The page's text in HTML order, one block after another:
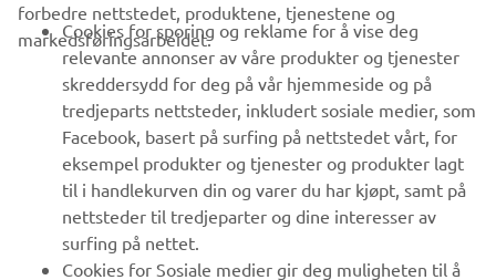
B2B
UTFORSK YAMAHA
FAQ & SUPPORT
NYHETSBREV
Vær den første til å lære om de siste tilbudene, spesielle
forbedre nettstedet, produktene, tjenestene og
markedsføringsarbeidet.
Cookies for sporing og reklame for å vise deg
relevante annonser av våre produkter og tjenester
skreddersydd for deg på vår hjemmeside og på
tredjeparts nettsteder, inkludert sosiale medier, som
Facebook, basert på surfing på nettstedet vårt, for
eksempel produkter og tjenester og produkter lagt
til i handlekurven din og varer du har kjøpt, samt på
nettsteder til tredjeparter og dine interesser av
surfing på nettet.
Cookies for Sosiale medier gir deg muligheten til å